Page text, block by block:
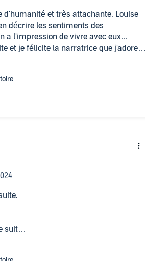
d'humanité et très attachante. Louise
décrire les sentiments des
a l'impression de vivre avec eux...
et je félicite la narratrice que j'adore
suite.